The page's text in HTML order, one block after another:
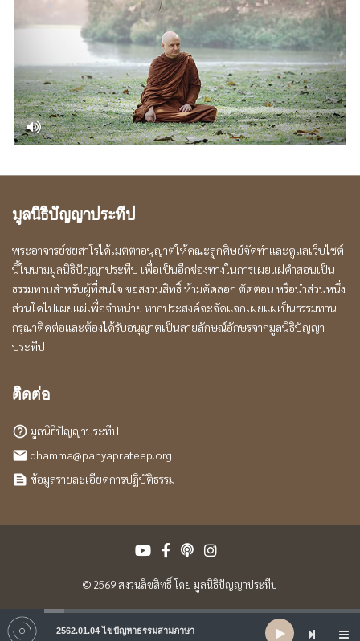
Audio
2562.01.04 ไขปัญหาธรรมสามภาษา
มูลนิธิปัญญาประทีป
พระอาจารย์ชยสาโรได้เมตตาอนุญาตให้คณะลูกศิษย์จัดทำและดูแลเว็บไซต์
นี้ในนามมูลนิธิปัญญาประทีป เพื่อเป็นอีกช่องทางในการเผยแผ่คำสอนเป็น
ธรรมทานสำหรับผู้ที่สนใจ ขอสงวนสิทธิ์ ห้ามคัดลอก ตัดตอน หรือนำส่วนหนึ่ง
ส่วนใดไปเผยแผ่เพื่อจำหน่าย หากประสงค์จะจัดแจกเผยแผ่เป็นธรรมทาน
กรุณาติดต่อและต้องได้รับอนุญาตเป็นลายลักษณ์อักษรจากมูลนิธิปัญญา
ประทีป
ติดต่อ
help_outline มูลนิธิปัญญาประทีป
local_post_office dhamma@panyaprateep.org
text_snippet ข้อมูลรายละเอียดการปฏิบัติธรรม
© 2569 สงวนลิขสิทธิ์ โดย มูลนิธิปัญญาประทีป